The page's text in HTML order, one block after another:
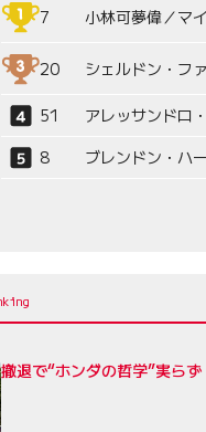
7 小林可夢偉／マ
20 シェルドン・フ
51 アレッサンドロ
8
ブレンドン・ハ
撤退で“ホンダの哲学”実ら